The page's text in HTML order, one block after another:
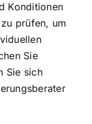
Konditionen
prüfen, um
Sie
Sie sich